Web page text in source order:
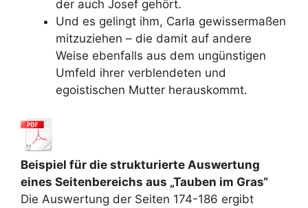
der auch Josef gehört.
Und es gelingt ihm, Carla gewissermaßen
mitzuziehen – die damit auf andere
Weise ebenfalls aus dem ungünstigen
Umfeld ihrer verblendeten und
egoistischen Mutter herauskommt.
Beispiel für die strukturierte Auswertung
eines Seitenbereichs aus „Tauben im Gras“
Die Auswertung der Seiten 174-186 ergibt